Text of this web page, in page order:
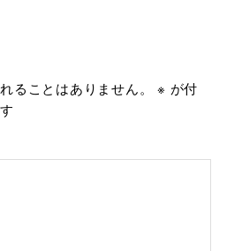
ることはありません。 ※ が付